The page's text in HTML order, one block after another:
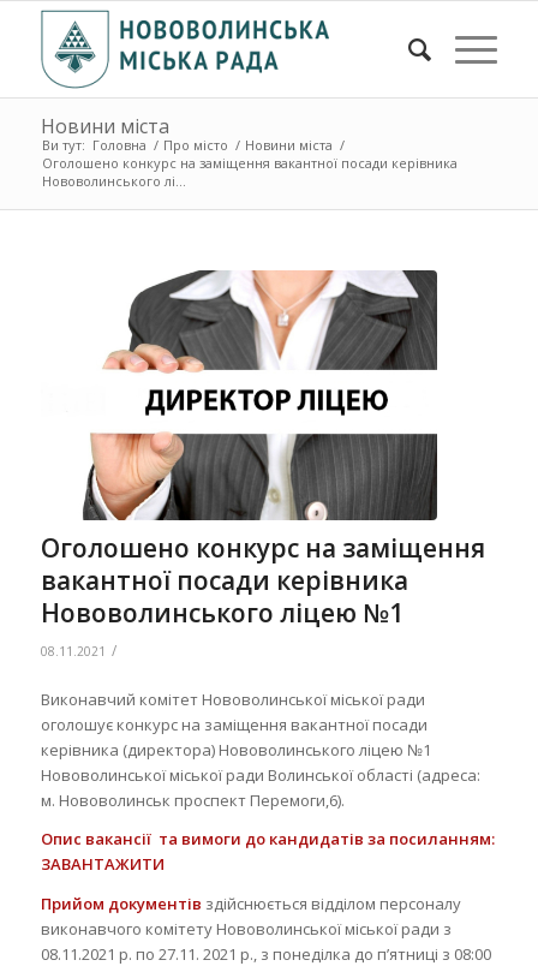
Новини міста
Ви тут: Головна / Про місто / Новини міста /
Оголошено конкурс на заміщення вакантної посади керівника
Нововолинського лі...
Оголошено конкурс на заміщення
вакантної посади керівника
Нововолинського ліцею №1
08.11.2021 /
Виконавчий комітет Нововолинської міської ради
оголошує конкурс на заміщення вакантної посади
керівника (директора) Нововолинського ліцею №1
Нововолинської міської ради Волинської області (адреса:
м. Нововолинськ проспект Перемоги,6).
Опис вакансії та вимоги до кандидатів за посиланням:
ЗАВАНТАЖИТИ
Прийом документів здійснюється відділом персоналу
виконавчого комітету Нововолинської міської ради з
08.11.2021 р. по 27.11. 2021 р., з понеділка до п’ятниці з 08:00